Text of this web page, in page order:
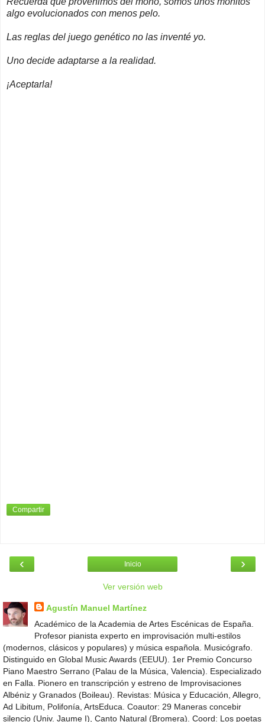
algo evolucionados con menos pelo.
Las reglas del juego genético no las inventé yo.
Uno decide adaptarse a la realidad.
¡Aceptarla!
Compartir
‹ ›
Inicio
Ver versión web
Agustín Manuel Martínez
Académico de la Academia de Artes Escénicas de España.
Profesor pianista experto en improvisación multi-estilos
(modernos, clásicos y populares) y música española. Musicógrafo.
Distinguido en Global Music Awards (EEUU). 1er Premio Concurso
Piano Maestro Serrano (Palau de la Música, Valencia). Especializado
en Falla. Pionero en transcripción y estreno de Improvisaciones
Albéniz y Granados (Boileau). Revistas: Música y Educación, Allegro,
Ad Libitum, Polifonía, ArtsEduca. Coautor: 29 Maneras concebir
silencio (Univ. Jaume I), Canto Natural (Bromera). Coord: Los poetas